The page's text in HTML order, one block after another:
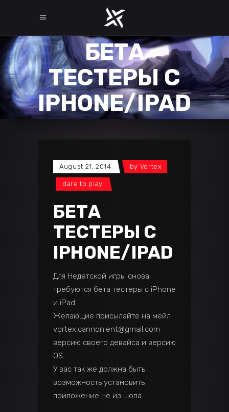
БЕТА
ТЕСТЕРЫ С
IPHONE/IPAD
August 21, 2014 by Vortex
dare to play
БЕТА
ТЕСТЕРЫ С
IPHONE/IPAD
Для Недетской игры снова
требуются бета тестеры с iPhone
и iPad.
Желающие присылайте на мейл
vortex.cannon.ent@gmail.com
версию своего девайса и версию
OS.
У вас так же должна быть
возможность установить
приложение не из шопа.